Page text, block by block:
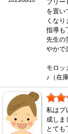
フリ
を置い
くな
指導も
先生の
やかで
モロッ
♪（在
私はプ
成しま
とても